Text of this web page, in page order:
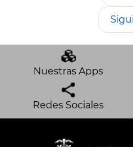
Nuestras Apps
Redes Sociales